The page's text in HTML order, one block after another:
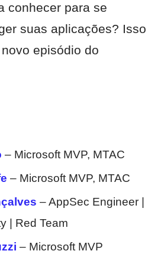
conhecer para se
suas aplicações? Isso
episódio do
– Microsoft MVP, MTAC
– Microsoft MVP, MTAC
– AppSec Engineer |
| Red Team
– Microsoft MVP